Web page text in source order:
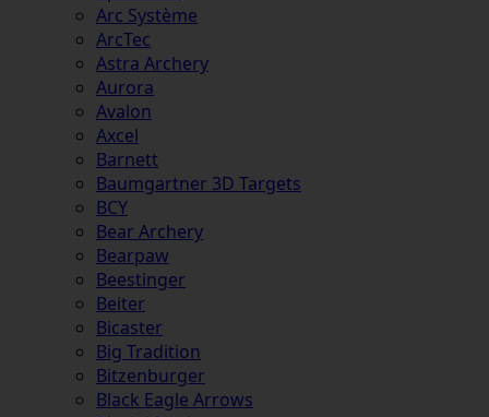
Arc Système
ArcTec
Astra Archery
Aurora
Avalon
Axcel
Barnett
Baumgartner 3D Targets
BCY
Bear Archery
Bearpaw
Beestinger
Beiter
Bicaster
Big Tradition
Bitzenburger
Black Eagle Arrows